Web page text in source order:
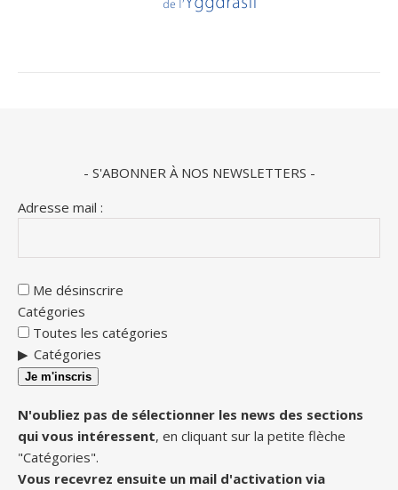
- S'ABONNER À NOS NEWSLETTERS -
Adresse mail :
Me désinscrire
Catégories
Toutes les catégories
Catégories
Je m'inscris
N'oubliez pas de sélectionner les news des sections
qui vous intéressent, en cliquant sur la petite flèche
"Catégories".
Vous recevrez ensuite un mail d'activation via